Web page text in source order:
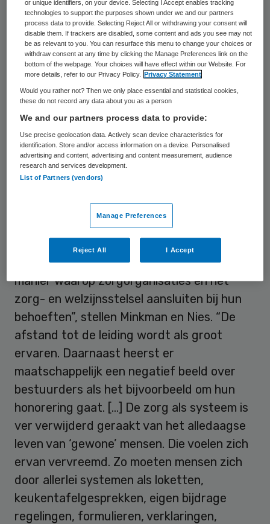
Dat stellen Mirella Minkman en Henk Nies
van kennisinstituut Vilans in de
opstelbundel ‘Zorg voor toezicht’. Volgens
ontwikkelingen die eenheroriëntatie op
governancenoodzakelijk maken. Zo staat
de legitimiteit van het traditionele
governance-model steeds verder onder
druk door de groeiende afstand tussen
“Bij de burgers leeft onvrede over de
manier waarop zorgorganisaties en het
zorg- en welzijnsstelsel aansluiten bij hun
behoeften”, stellen Minkman en Nies. “De
afstand tot de leiding wordt als groot
ervaren. Daarnaast heerst er
maatschappelijk een negatief beeld over
bestuurders als het bijvoorbeeld om hun
honorering gaat. […] De zorg als systeem is
ver verwijderd geraakt van het alledaagse
leven van ‘gewone’ mensen. Die voelen zich
ervan vervreemd. Zo moeten mensen zich
door allerlei systemen als loketten,
keukentafelgesprekken, eigen bijdrage
regelingen, formulieren, verklaringen,
or unique identifiers, on your device. Selecting I Accept enables tracking
technologies to support the purposes shown under we and our partners
process data to provide. Selecting Reject All or withdrawing your consent will
disable them. If trackers are disabled, some content and ads you see may not
be as relevant to you. You can resurface this menu to change your choices or
withdraw consent at any time by clicking the Manage Preferences link on the
bottom of the webpage. Your choices will have effect within our Website. For
more details, refer to our Privacy Policy.
Privacy Statement
Would you rather not? Then we only place essential and statistical cookies,
these do not record any data about you as a person
We and our partners process data to provide:
Use precise geolocation data. Actively scan device characteristics for
identification. Store and/or access information on a device. Personalised
advertising and content, advertising and content measurement, audience
research and services development.
List of Partners (vendors)
Manage Preferences
Reject All I Accept